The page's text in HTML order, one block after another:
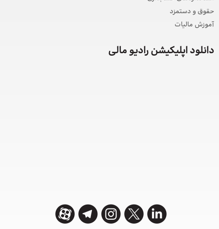
حقوق و دستمزد
آموزش مالیات
دانلود اپلیکیشن رادیو مالی